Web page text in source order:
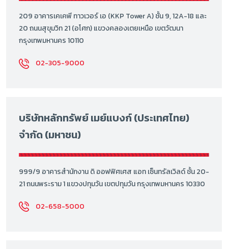
209 อาคารเคเคพี ทาวเวอร์ เอ (KKP Tower A) ชั้น 9, 12A-18 และ
20 ถนนสุขุมวิท 21 (อโศก) แขวงคลองเตยเหนือ เขตวัฒนา
กรุงเทพมหานคร 10110
02-305-9000
บริษัทหลักทรัพย์ เมย์แบงก์ (ประเทศไทย)
จำกัด (มหาชน)
999/9 อาคารสำนักงาน ดิ ออฟฟิศเศส แอท เซ็นทรัลเวิลด์ ชั้น 20-
21 ถนนพระราม 1 แขวงปทุมวัน เขตปทุมวัน กรุงเทพมหานคร 10330
02-658-5000